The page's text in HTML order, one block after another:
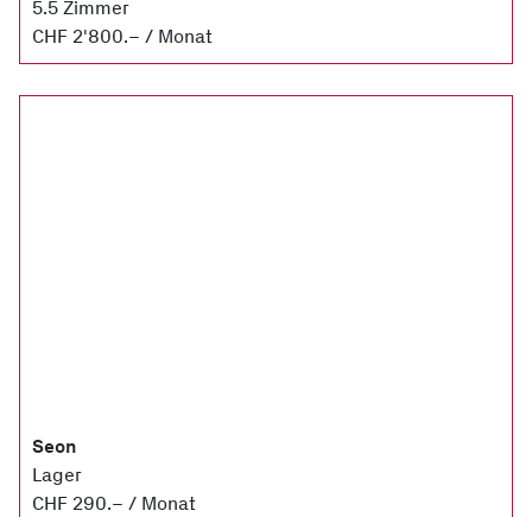
5.5 Zimmer
CHF 2'800.– / Monat
Seon
Lager
CHF 290.– / Monat